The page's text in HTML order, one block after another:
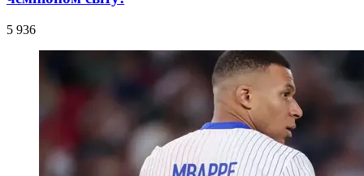
5 936